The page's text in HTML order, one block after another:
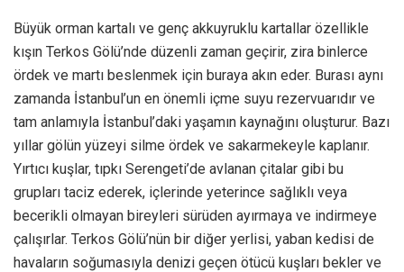
Büyük orman kartalı ve genç akkuyruklu kartallar özellikle
kışın Terkos Gölü’nde düzenli zaman geçirir, zira binlerce
ördek ve martı beslenmek için buraya akın eder. Burası aynı
zamanda İstanbul’un en önemli içme suyu rezervuarıdır ve
tam anlamıyla İstanbul’daki yaşamın kaynağını oluşturur. Bazı
yıllar gölün yüzeyi silme ördek ve sakarmekeyle kaplanır.
Yırtıcı kuşlar, tıpkı Serengeti’de avlanan çitalar gibi bu
grupları taciz ederek, içlerinde yeterince sağlıklı veya
becerikli olmayan bireyleri sürüden ayırmaya ve indirmeye
çalışırlar. Terkos Gölü’nün bir diğer yerlisi, yaban kedisi de
havaların soğumasıyla denizi geçen ötücü kuşları bekler ve